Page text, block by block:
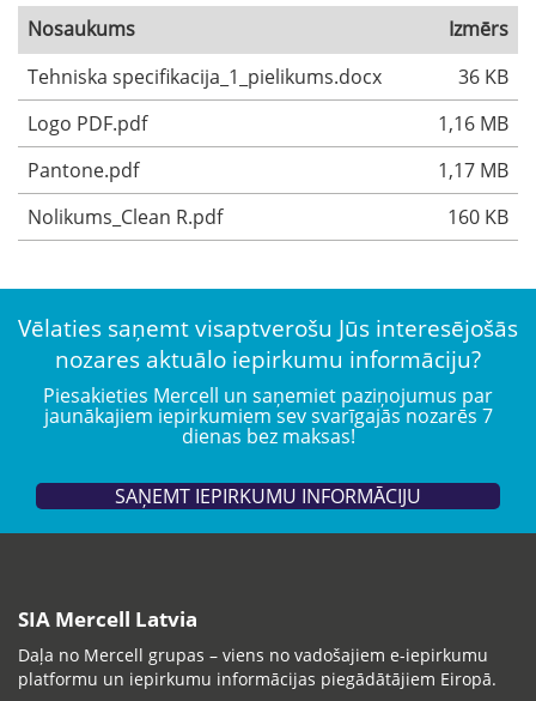
Nosaukums
Izmērs
Tehniska specifikacija_1_pielikums.docx
36 KB
Logo PDF.pdf
1,16 MB
Pantone.pdf
1,17 MB
Nolikums_Clean R.pdf
160 KB
Vēlaties saņemt visaptverošu Jūs interesējošās
nozares aktuālo iepirkumu informāciju?
Piesakieties Mercell un saņemiet paziņojumus par
jaunākajiem iepirkumiem sev svarīgajās nozarēs 7
dienas bez maksas!
SAŅEMT IEPIRKUMU INFORMĀCIJU
SIA Mercell Latvia
Daļa no Mercell grupas – viens no vadošajiem e-iepirkumu
platformu un iepirkumu informācijas piegādātājiem Eiropā.